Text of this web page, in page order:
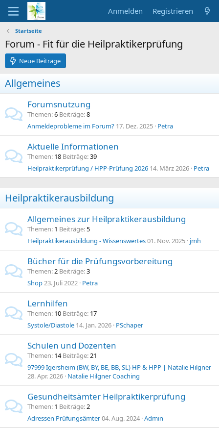
Anmelden Registrieren
Startseite
Forum - Fit für die Heilpraktikerprüfung
Neue Beiträge
Allgemeines
Forumsnutzung
Themen 6 Beiträge 8
Anmeldeprobleme im Forum? 17. Dez. 2025 Petra
Aktuelle Informationen
Themen 18 Beiträge 39
Heilpraktikerprüfung / HPP-Prüfung 2026 14. März 2026 Petra
Heilpraktikerausbildung
Allgemeines zur Heilpraktikerausbildung
Themen 1 Beiträge 5
Heilpraktikerausbildung - Wissenswertes01. Nov. 2025 jmh
Bücher für die Prüfungsvorbereitung
Themen 2 Beiträge 3
Shop23. Juli 2022 Petra
Lernhilfen
Themen 10 Beiträge 17
Systole/Diastole 14. Jan. 2026 PSchaper
Schulen und Dozenten
Themen 14 Beiträge 21
97999 Igersheim (BW, BY, BE, BB, SL) HP & HPP | Natalie Hilgner
28. Apr. 2026 Natalie Hilgner Coaching
Gesundheitsämter Heilpraktikerprüfung
Themen 1 Beiträge 2
Adressen Prüfungsämter04. Aug. 2024 Admin